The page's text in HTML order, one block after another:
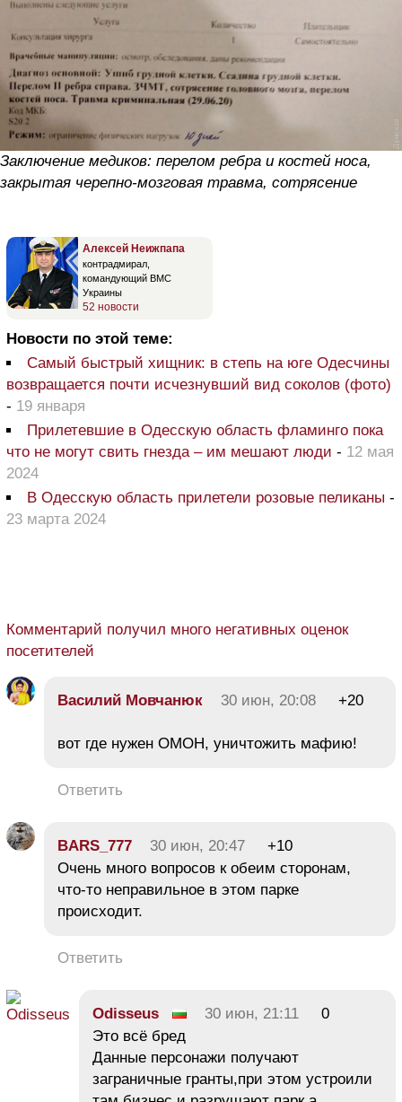
Заключение медиков: перелом ребра и костей носа,
закрытая черепно-мозговая травма, сотрясение
Алексей Неижпапа
контрадмирал,
командующий ВМС
Украины
52 новости
Новости по этой теме:
Самый быстрый хищник: в степь на юге Одесчины
возвращается почти исчезнувший вид соколов (фото)
- 19 января
Прилетевшие в Одесскую область фламинго пока
что не могут свить гнезда – им мешают люди - 12 мая
2024
В Одесскую область прилетели розовые пеликаны -
23 марта 2024
Комментарий получил много негативных оценок
посетителей
Василий Мовчанюк 30 июн, 20:08 +20
вот где нужен ОМОН, уничтожить мафию!
Ответить
BARS_777 30 июн, 20:47
+10
Очень много вопросов к обеим сторонам,
что-то неправильное в этом парке
происходит.
Ответить
Odisseus 30 июн, 21:11
0
Это всё бред
Данные персонажи получают
заграничные гранты,при этом устроили